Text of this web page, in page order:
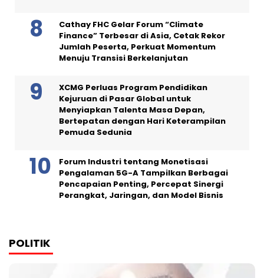
Cathay FHC Gelar Forum “Climate
Finance” Terbesar di Asia, Cetak Rekor
Jumlah Peserta, Perkuat Momentum
Menuju Transisi Berkelanjutan
XCMG Perluas Program Pendidikan
Kejuruan di Pasar Global untuk
Menyiapkan Talenta Masa Depan,
Bertepatan dengan Hari Keterampilan
Pemuda Sedunia
Forum Industri tentang Monetisasi
Pengalaman 5G-A Tampilkan Berbagai
Pencapaian Penting, Percepat Sinergi
Perangkat, Jaringan, dan Model Bisnis
POLITIK